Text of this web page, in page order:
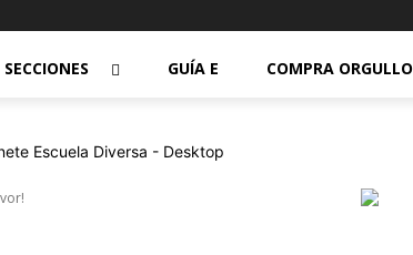
SECCIONES GUÍA E COMPRA ORGULLO